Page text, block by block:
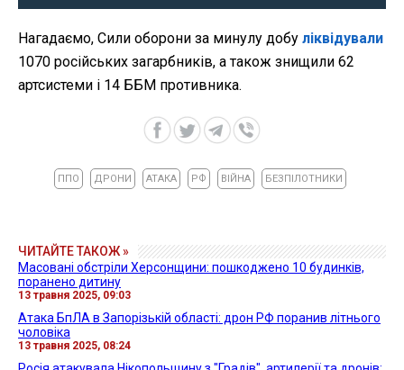
Нагадаємо, Сили оборони за минулу добу ліквідували
1070 російських загарбників, а також знищили 62
артсистеми і 14 ББМ противника.
ППО ДРОНИ АТАКА РФ ВІЙНА БЕЗПІЛОТНИКИ
ЧИТАЙТЕ ТАКОЖ »
Масовані обстріли Херсонщини: пошкоджено 10 будинків,
поранено дитину
13 травня 2025, 09:03
Атака БпЛА в Запорізькій області: дрон РФ поранив літнього
чоловіка
13 травня 2025, 08:24